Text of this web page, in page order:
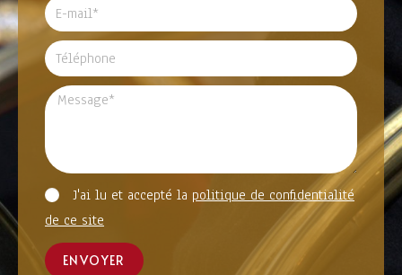
J'ai lu et accepté la politique de confidentialité
de ce site
ENVOYER